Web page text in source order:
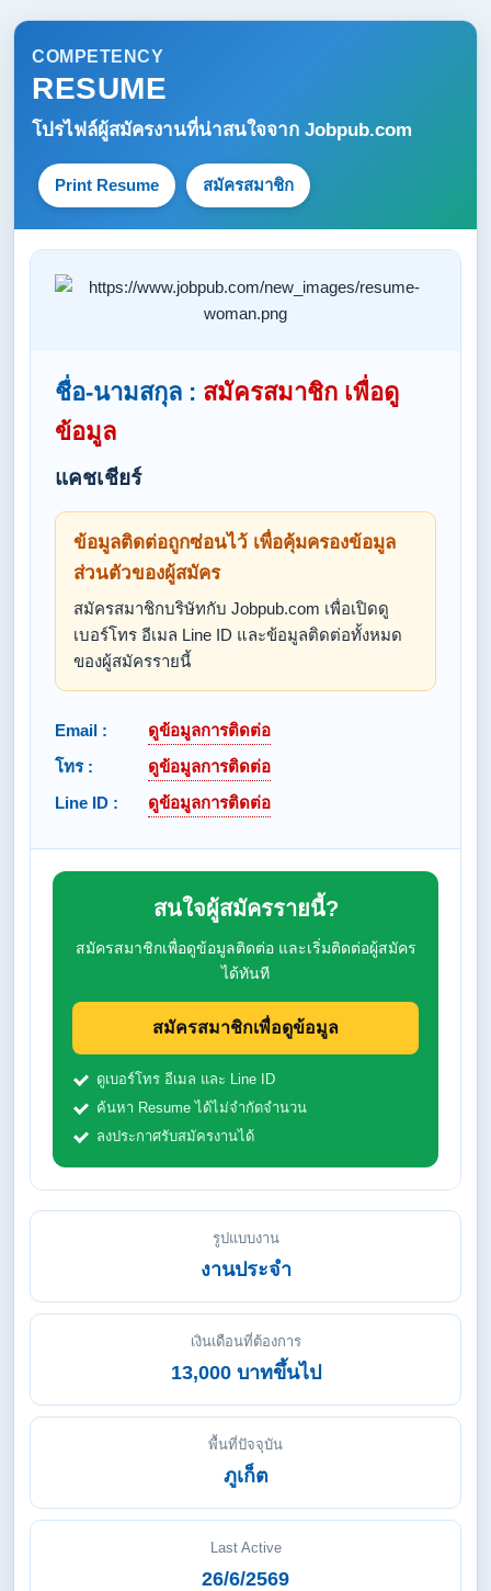
COMPETENCY
RESUME
โปรไฟล์ผู้สมัครงานที่น่าสนใจจาก Jobpub.com
Print Resume สมัครสมาชิก
ชื่อ-นามสกุล : สมัครสมาชิก เพื่อดู
ข้อมูล
แคชเชียร์
ข้อมูลติดต่อถูกซ่อนไว้ เพื่อคุ้มครองข้อมูล
ส่วนตัวของผู้สมัคร
สมัครสมาชิกบริษัทกับ Jobpub.com เพื่อเปิดดู
เบอร์โทร อีเมล Line ID และข้อมูลติดต่อทั้งหมด
ของผู้สมัครรายนี้
Email :
ดูข้อมูลการติดต่อ
โทร :
ดูข้อมูลการติดต่อ
Line ID :
ดูข้อมูลการติดต่อ
สนใจผู้สมัครรายนี้?
สมัครสมาชิกเพื่อดูข้อมูลติดต่อ และเริ่มติดต่อผู้สมัคร
ได้ทันที
สมัครสมาชิกเพื่อดูข้อมูล
ดูเบอร์โทร อีเมล และ Line ID
ค้นหา Resume ได้ไม่จำกัดจำนวน
ลงประกาศรับสมัครงานได้
รูปแบบงาน
งานประจำ
เงินเดือนที่ต้องการ
13,000 บาทขึ้นไป
พื้นที่ปัจจุบัน
ภูเก็ต
Last Active
26/6/2569